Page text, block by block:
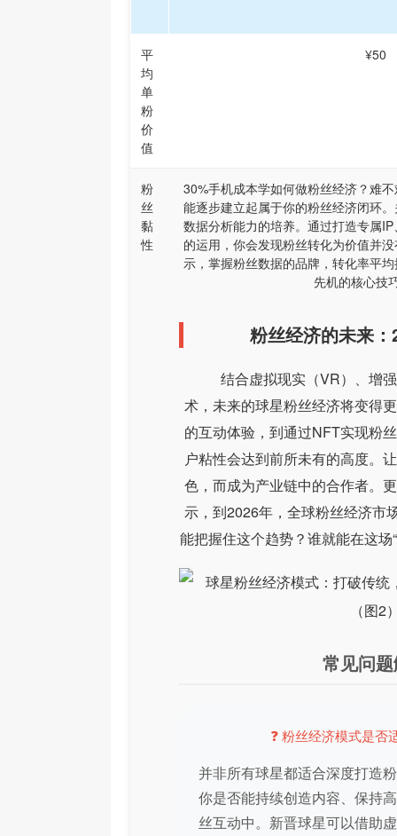
平
均
单
粉
价
值
¥50
粉
丝
黏
性
30%手机成本学如何做粉丝经济？难
能逐步建立起属于你的粉丝经济闭环
数据分析能力的培养。通过打造专属
的运用，你会发现粉丝转化为价值并
示，掌握粉丝数据的品牌，转化率平
先机的核心技
粉丝经济的未来
结合虚拟现实（VR）、增
术，未来的球星粉丝经济将变得
的互动体验，到通过NFT实现粉
户粘性会达到前所未有的高度。
色，而成为产业链中的合作者。
示，到2026年，全球粉丝经济市
能把握住这个趋势？谁就能在这场
常见问
❓ 粉丝经济模式是否
并非所有球星都适合深度打造
你是否能持续创造内容、保持
丝互动中。新晋球星可以借助